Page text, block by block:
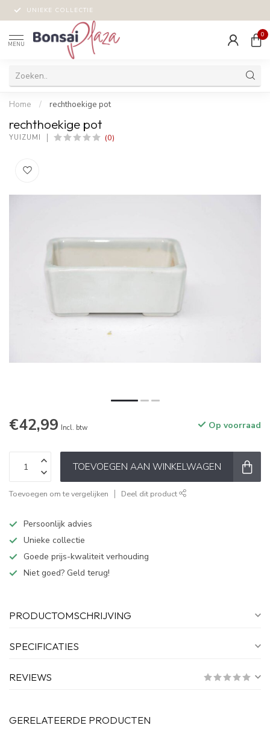
UNIEKE COLLECTIE
MENU
0
Home / rechthoekige pot
rechthoekige pot
YUIZUMI (0)
€42,99 Incl. btw Op voorraad
TOEVOEGEN AAN WINKELWAGEN
Toevoegen om te vergelijken Deel dit product
Persoonlijk advies
Unieke collectie
Goede prijs-kwaliteit verhouding
Niet goed? Geld terug!
PRODUCTOMSCHRIJVING
SPECIFICATIES
REVIEWS
GERELATEERDE PRODUCTEN